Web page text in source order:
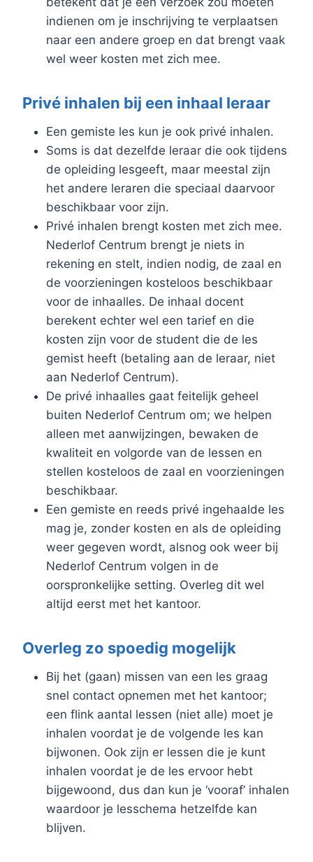
indienen om je inschrijving te verplaatsen
naar een andere groep en dat brengt vaak
wel weer kosten met zich mee.
Privé inhalen bij een inhaal leraar
Een gemiste les kun je ook privé inhalen.
Soms is dat dezelfde leraar die ook tijdens
de opleiding lesgeeft, maar meestal zijn
het andere leraren die speciaal daarvoor
beschikbaar voor zijn.
Privé inhalen brengt kosten met zich mee.
Nederlof Centrum brengt je niets in
rekening en stelt, indien nodig, de zaal en
de voorzieningen kosteloos beschikbaar
voor de inhaalles. De inhaal docent
berekent echter wel een tarief en die
kosten zijn voor de student die de les
gemist heeft (betaling aan de leraar, niet
aan Nederlof Centrum).
De privé inhaalles gaat feitelijk geheel
buiten Nederlof Centrum om; we helpen
alleen met aanwijzingen, bewaken de
kwaliteit en volgorde van de lessen en
stellen kosteloos de zaal en voorzieningen
beschikbaar.
Een gemiste en reeds privé ingehaalde les
mag je, zonder kosten en als de opleiding
weer gegeven wordt, alsnog ook weer bij
Nederlof Centrum volgen in de
oorspronkelijke setting. Overleg dit wel
altijd eerst met het kantoor.
Overleg zo spoedig mogelijk
Bij het (gaan) missen van een les graag
snel contact opnemen met het kantoor;
een flink aantal lessen (niet alle) moet je
inhalen voordat je de volgende les kan
bijwonen. Ook zijn er lessen die je kunt
inhalen voordat je de les ervoor hebt
bijgewoond, dus dan kun je ‘vooraf’ inhalen
waardoor je lesschema hetzelfde kan
blijven.